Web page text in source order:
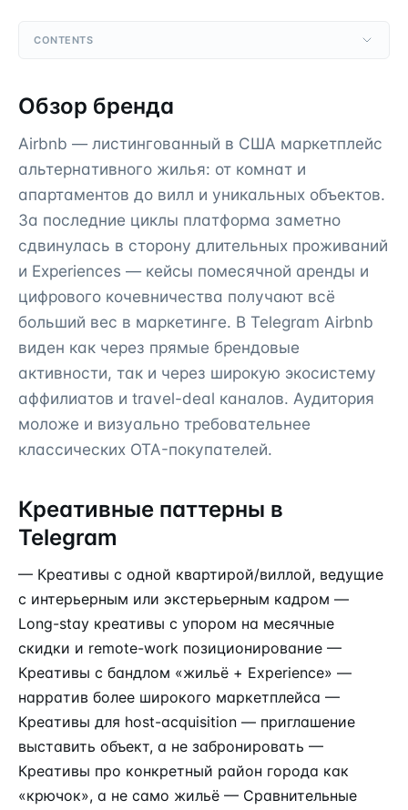
CONTENTS
Обзор бренда
Airbnb — листингованный в США маркетплейс
альтернативного жилья: от комнат и
апартаментов до вилл и уникальных объектов.
За последние циклы платформа заметно
сдвинулась в сторону длительных проживаний
и Experiences — кейсы помесячной аренды и
цифрового кочевничества получают всё
больший вес в маркетинге. В Telegram Airbnb
виден как через прямые брендовые
активности, так и через широкую экосистему
аффилиатов и travel-deal каналов. Аудитория
моложе и визуально требовательнее
классических OTA-покупателей.
Креативные паттерны в
Telegram
— Креативы с одной квартирой/виллой, ведущие
с интерьерным или экстерьерным кадром —
Long-stay креативы с упором на месячные
скидки и remote-work позиционирование —
Креативы с бандлом «жильё + Experience» —
нарратив более широкого маркетплейса —
Креативы для host-acquisition — приглашение
выставить объект, а не забронировать —
Креативы про конкретный район города как
«крючок», а не само жильё — Сравнительные